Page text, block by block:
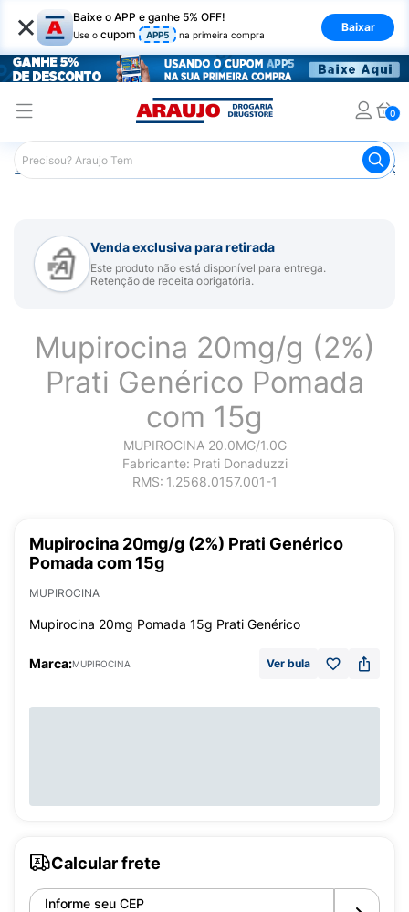
× Baixe o APP e ganhe 5% OFF!
Use o cupom APP5 na primeira compra
Baixar
0
Araujo Medicamentos Remédios para Alergias e
Venda exclusiva para retirada
Este produto não está disponível para entrega.
Retenção de receita obrigatória.
Mupirocina 20mg/g (2%)
Prati Genérico Pomada
com 15g
MUPIROCINA 20.0MG/1.0G
Fabricante: Prati Donaduzzi
RMS: 1.2568.0157.001-1
Mupirocina 20mg/g (2%) Prati Genérico
Pomada com 15g
MUPIROCINA
Mupirocina 20mg Pomada 15g Prati Genérico
Marca:MUPIROCINA Ver bula
Calcular frete
Informe seu CEP